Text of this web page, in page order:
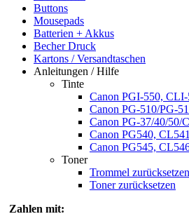
Buttons
Mousepads
Batterien + Akkus
Becher Druck
Kartons / Versandtaschen
Anleitungen / Hilfe
Tinte
Canon PGI-550, CLI-
Canon PG-510/PG-
Canon PG-37/40/50/
Canon PG540, CL541
Canon PG545,
Toner
Trommel zurücksetzen
Toner zurücksetzen
Zahlen mit: